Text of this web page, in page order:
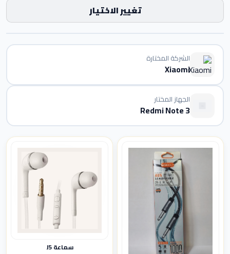
تغيير الاختيار
الشركة المختارة
Xiaomi
الجهاز المختار
Redmi Note 3
سماعة J5